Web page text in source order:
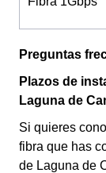
Preguntas
Plazos de
Laguna de
Si quieres
fibra que has
de Laguna de